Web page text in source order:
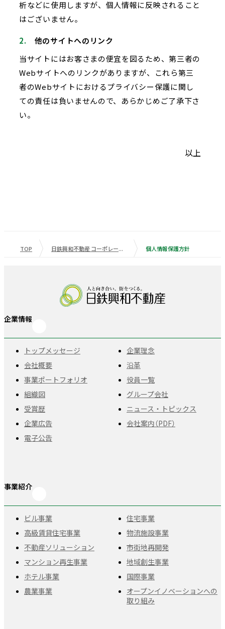
析などに使用しますが、個人情報に反映されること
はございません。
他のサイトへのリンク
当サイトにはお客さまの便宜を図るため、第三者の
Webサイトへのリンクがありますが、これら第三
者のWebサイトにおけるプライバシー保護に関し
ての責任は負いませんので、あらかじめご了承下さ
い。
以上
TOP 個人情報保護方針
企業情報
トップメッセージ 企業理念
会社概要 沿革
事業ポートフォリオ 役員一覧
組織図 グループ会社
受賞歴 ニュース・トピックス
企業広告 会社案内（PDF）
電子公告
事業紹介
ビル事業 住宅事業
高級賃貸住宅事業 物流施設事業
不動産ソリューション 市街地再開発
マンション再生事業 地域創生事業
ホテル事業 国際事業
農業事業
オープンイノベーションへの
取り組み